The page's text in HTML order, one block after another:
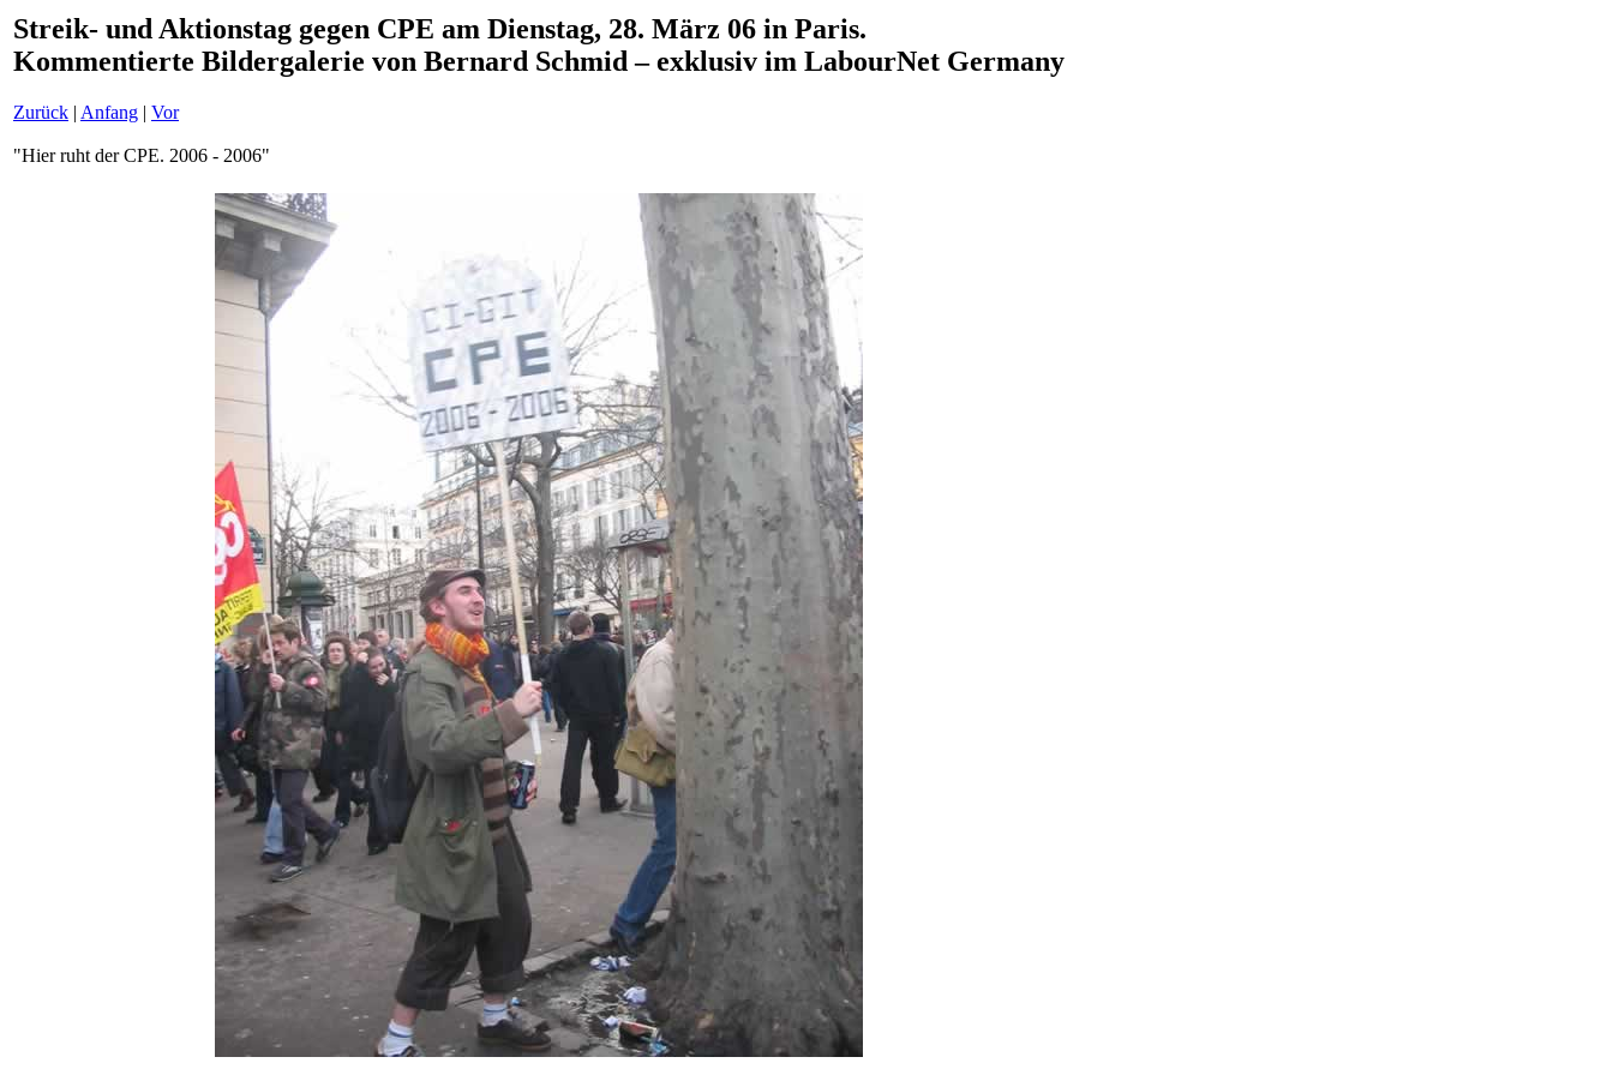
Streik- und Aktionstag gegen CPE am Dienstag, 28. März 06 in Paris.
Kommentierte Bildergalerie von Bernard Schmid – exklusiv im LabourNet Germany
Zurück | Anfang | Vor
"Hier ruht der CPE. 2006 - 2006"